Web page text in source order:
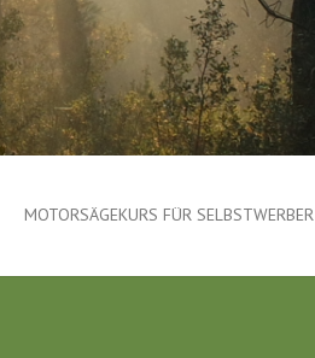
MOTORSÄGEKURS FÜR SELBSTWERBER